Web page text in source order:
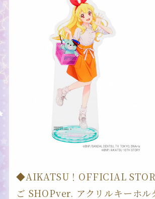
◆AIKATSU！OFFICIAL
ご SHOPver. アクリルキーホル